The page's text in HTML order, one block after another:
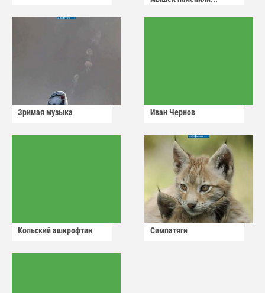
Зримая музыка Иван Чернов
Кольский ашкрофтин Симпатяги